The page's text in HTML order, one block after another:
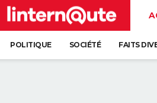
POLITIQUE SOCIÉTÉ FAITS